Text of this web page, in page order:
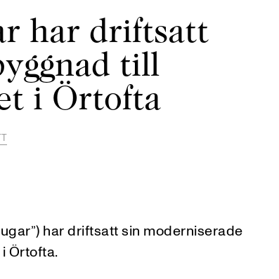
har driftsatt
till
i Örtofta
har driftsatt sin moderniserade
Örtofta.